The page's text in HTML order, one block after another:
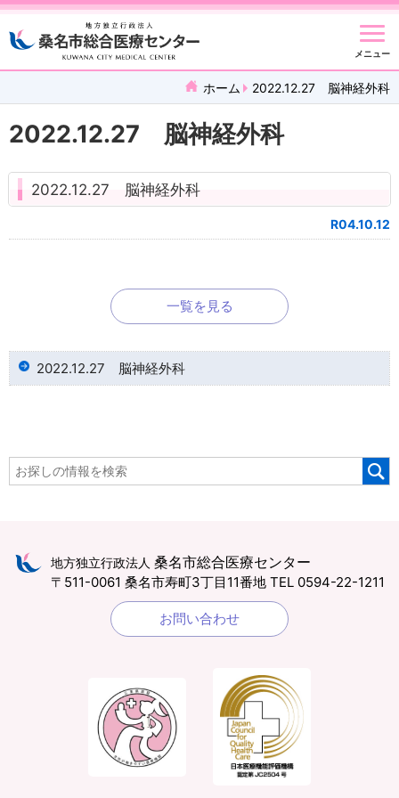
メニュー
ホーム 2022.12.27 脳神経外科
2022.12.27 脳神経外科
2022.12.27 脳神経外科
R04.10.12
一覧を見る
2022.12.27 脳神経外科
地方独立行政法人 桑名市総合医療センター
〒511-0061 桑名市寿町3丁目11番地 TEL 0594-22-1211
お問い合わせ